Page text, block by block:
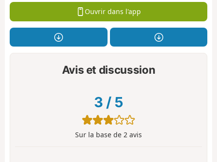
Ouvrir dans l'app
Avis et discussion
3 / 5
Sur la base de 2 avis